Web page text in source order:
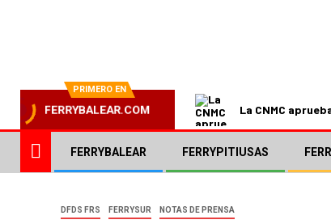
PRIMERO EN
FERRYBALEAR.COM La CNMC
FERRYBALEAR FERRYPITIUSAS
DFDS FRS FERRYSUR NOTAS DE PRENSA